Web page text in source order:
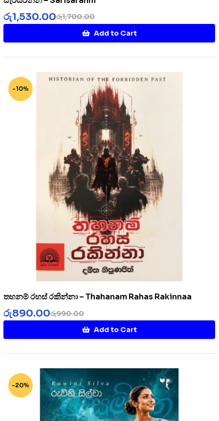
රු1,700.00
රු1,530.00
Add to Cart
-10%
තහනම් රහස් රකින්නා – Thahanam Rahas Rakinnaa
රු990.00
රු890.00
Add to Cart
-20%